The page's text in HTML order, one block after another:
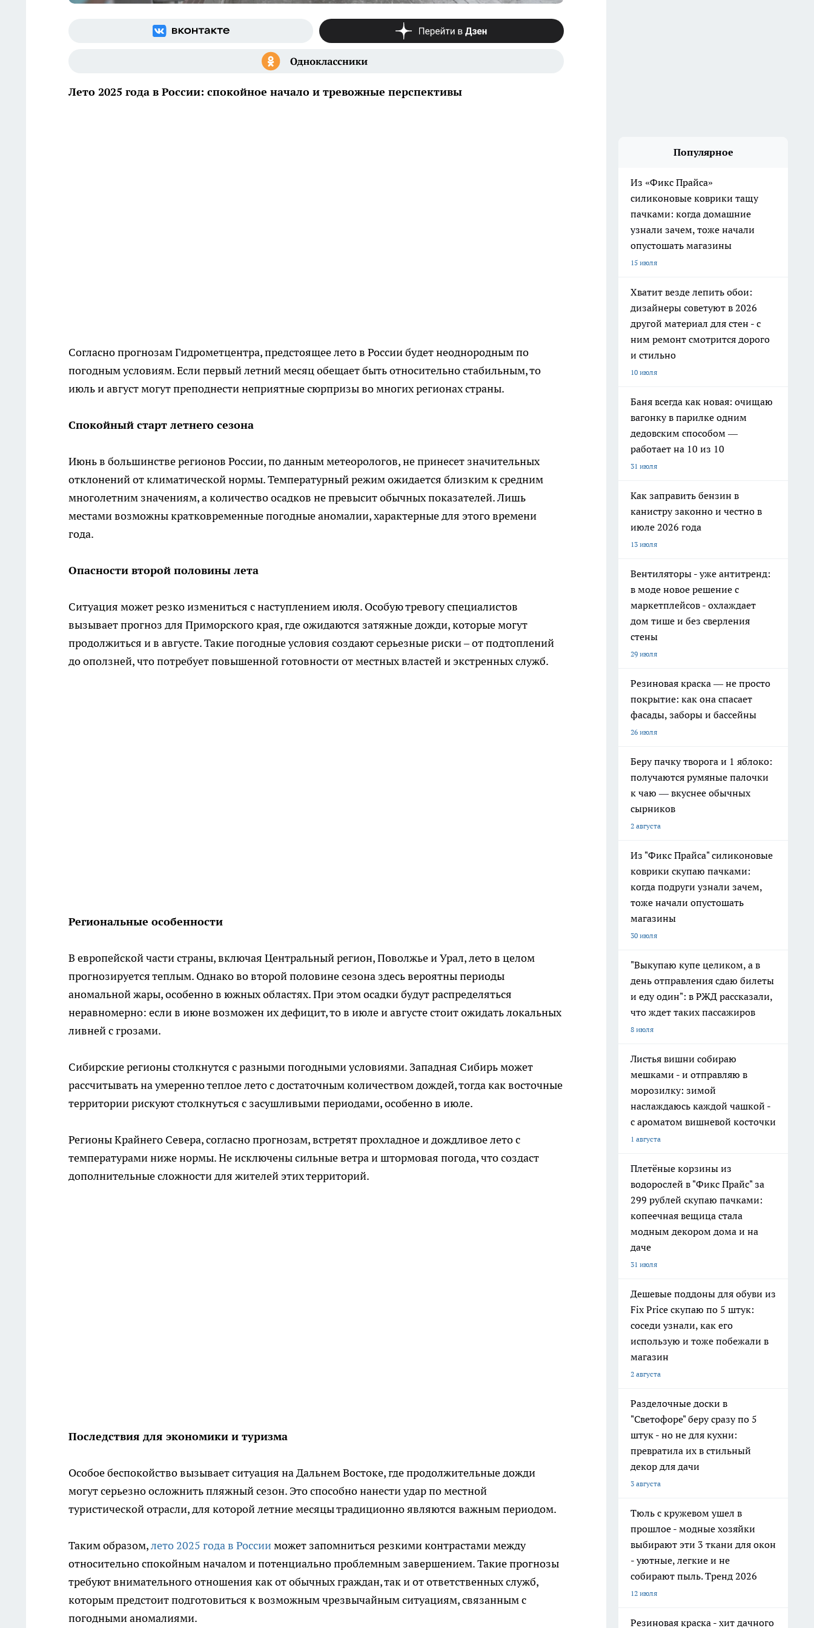
Лето 2025 года в России: спокойное начало и тревожные перспективы
Согласно прогнозам Гидрометцентра, предстоящее лето в России будет неоднородным по
погодным условиям. Если первый летний месяц обещает быть относительно стабильным, то
июль и август могут преподнести неприятные сюрпризы во многих регионах страны.
Спокойный старт летнего сезона
Июнь в большинстве регионов России, по данным метеорологов, не принесет значительных
отклонений от климатической нормы. Температурный режим ожидается близким к средним
многолетним значениям, а количество осадков не превысит обычных показателей. Лишь
местами возможны кратковременные погодные аномалии, характерные для этого времени
года.
Опасности второй половины лета
Ситуация может резко измениться с наступлением июля. Особую тревогу специалистов
вызывает прогноз для Приморского края, где ожидаются затяжные дожди, которые могут
продолжиться и в августе. Такие погодные условия создают серьезные риски – от подтоплений
до оползней, что потребует повышенной готовности от местных властей и экстренных служб.
Региональные особенности
В европейской части страны, включая Центральный регион, Поволжье и Урал, лето в целом
прогнозируется теплым. Однако во второй половине сезона здесь вероятны периоды
аномальной жары, особенно в южных областях. При этом осадки будут распределяться
неравномерно: если в июне возможен их дефицит, то в июле и августе стоит ожидать локальных
ливней с грозами.
Сибирские регионы столкнутся с разными погодными условиями. Западная Сибирь может
рассчитывать на умеренно теплое лето с достаточным количеством дождей, тогда как восточные
территории рискуют столкнуться с засушливыми периодами, особенно в июле.
Регионы Крайнего Севера, согласно прогнозам, встретят прохладное и дождливое лето с
температурами ниже нормы. Не исключены сильные ветра и штормовая погода, что создаст
дополнительные сложности для жителей этих территорий.
Последствия для экономики и туризма
Особое беспокойство вызывает ситуация на Дальнем Востоке, где продолжительные дожди
могут серьезно осложнить пляжный сезон. Это способно нанести удар по местной
туристической отрасли, для которой летние месяцы традиционно являются важным периодом.
Таким образом,лето 2025 года в Россииможет запомниться резкими контрастами между
относительно спокойным началом и потенциально проблемным завершением. Такие прогнозы
требуют внимательного отношения как от обычных граждан, так и от ответственных служб,
которым предстоит подготовиться к возможным чрезвычайным ситуациям, связанным с
погодными аномалиями.
Популярное
Из «Фикс Прайса»
силиконовые коврики тащу
пачками: когда домашние
узнали зачем, тоже начали
опустошать магазины
15 июля
Хватит везде лепить обои:
дизайнеры советуют в 2026
другой материал для стен - с
ним ремонт смотрится дорого
и стильно
10 июля
Баня всегда как новая: очищаю
вагонку в парилке одним
дедовским способом —
работает на 10 из 10
31 июля
Как заправить бензин в
канистру законно и честно в
июле 2026 года
13 июля
Вентиляторы - уже антитренд:
в моде новое решение с
маркетплейсов - охлаждает
дом тише и без сверления
стены
29 июля
Резиновая краска — не просто
покрытие: как она спасает
фасады, заборы и бассейны
26 июля
Беру пачку творога и 1 яблоко:
получаются румяные палочки
к чаю — вкуснее обычных
сырников
2 августа
Из "Фикс Прайса" силиконовые
коврики скупаю пачками:
когда подруги узнали зачем,
тоже начали опустошать
магазины
30 июля
"Выкупаю купе целиком, а в
день отправления сдаю билеты
и еду один": в РЖД рассказали,
что ждет таких пассажиров
8 июля
Листья вишни собираю
мешками - и отправляю в
морозилку: зимой
наслаждаюсь каждой чашкой -
с ароматом вишневой косточки
1 августа
Плетёные корзины из
водорослей в "Фикс Прайс" за
299 рублей скупаю пачками:
копеечная вещица стала
модным декором дома и на
даче
31 июля
Дешевые поддоны для обуви из
Fix Price скупаю по 5 штук:
соседи узнали, как его
использую и тоже побежали в
магазин
2 августа
Разделочные доски в
"Светофоре" беру сразу по 5
штук - но не для кухни:
превратила их в стильный
декор для дачи
3 августа
Тюль с кружевом ушел в
прошлое - модные хозяйки
выбирают эти 3 ткани для окон
- уютные, легкие и не
собирают пыль. Тренд 2026
12 июля
Резиновая краска - хит дачного